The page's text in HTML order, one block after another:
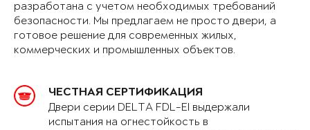
разработана с учетом необходимых требований
безопасности. Мы предлагаем не просто двери, а
готовое решение для современных жилых,
коммерческих и промышленных объектов.
ЧЕСТНАЯ СЕРТИФИКАЦИЯ
Двери серии DELTA FDL-EI выдержали
испытания на огнестойкость в